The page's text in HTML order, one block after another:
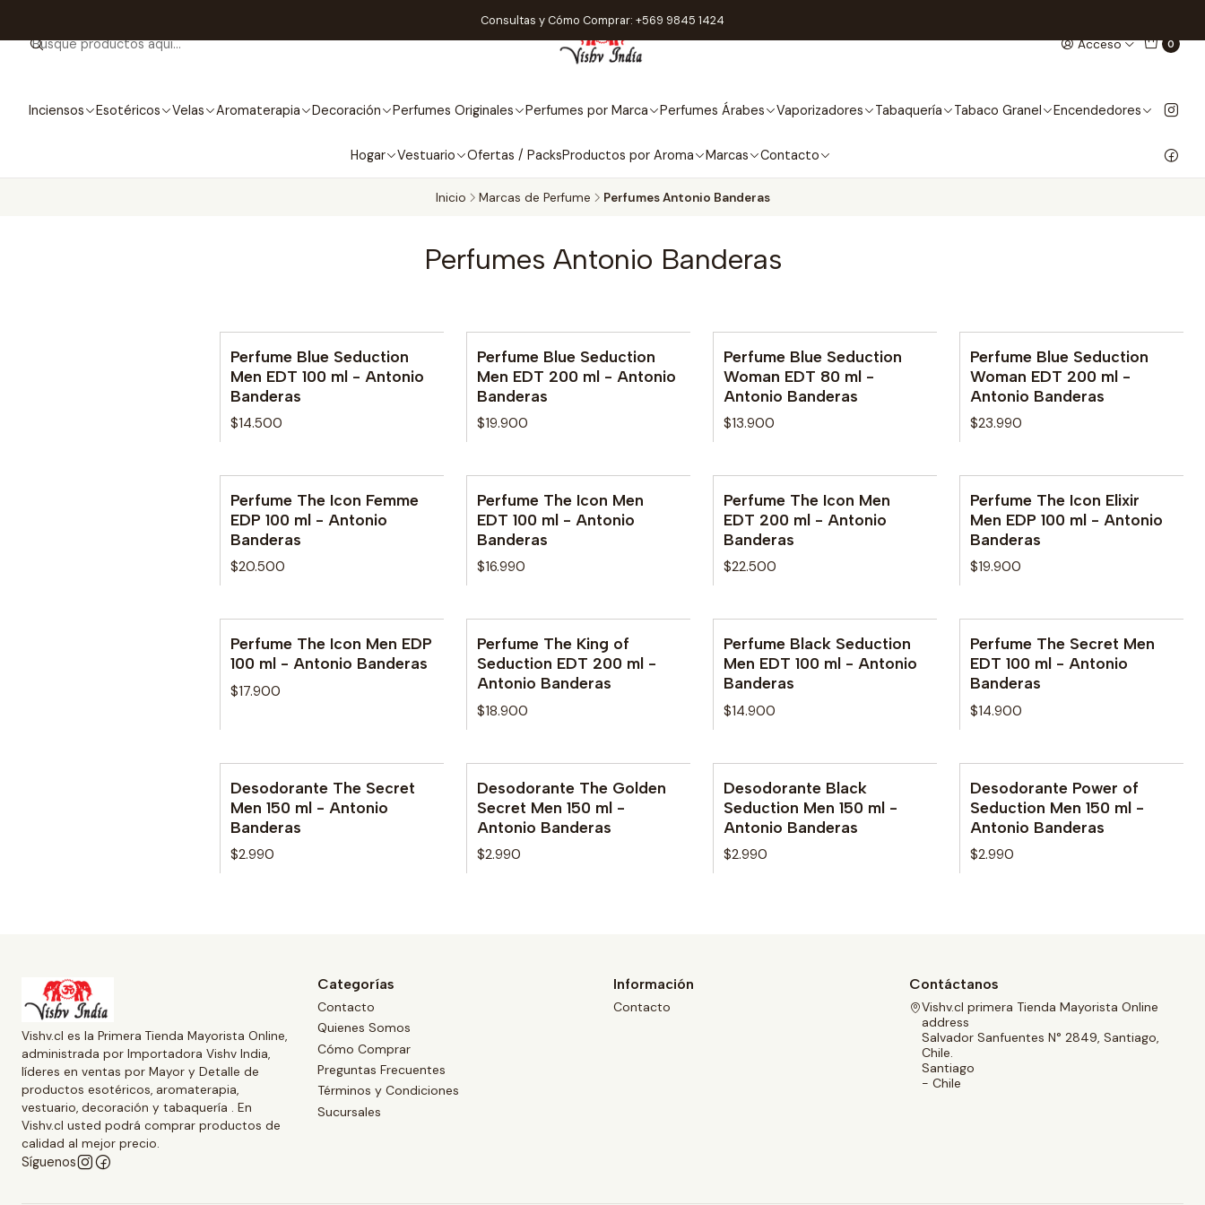
Acceso 0
Inciensos Esotéricos Velas Aromaterapia Decoración Perfumes Originales Perfumes por Marca Perfumes Árabes Vaporizadores Tabaquería Tabaco Granel Encendedores
Hogar Vestuario Ofertas / PacksProductos por Aroma Marcas Contacto
Consultas y Cómo Comprar: +569 9845 1424
Inicio Marcas de Perfume Perfumes Antonio Banderas
Perfumes Antonio Banderas
No disponible
Perfume Blue Seduction
Men EDT 100 ml - Antonio
Banderas
$14.500
Agotado
Perfume Blue Seduction
Men EDT 200 ml - Antonio
Banderas
$19.900
No disponible
Perfume Blue Seduction
Woman EDT 80 ml -
Antonio Banderas
$13.900
Agotado
Perfume Blue Seduction
Woman EDT 200 ml -
Antonio Banderas
$23.990
Perfume The Icon Femme
EDP 100 ml - Antonio
Banderas
$20.500
Agotado
Perfume The Icon Men
EDT 100 ml - Antonio
Banderas
$16.990
Perfume The Icon Men
EDT 200 ml - Antonio
Banderas
$22.500
Agotado
Perfume The Icon Elixir
Men EDP 100 ml - Antonio
Banderas
$19.900
Perfume The Icon Men EDP
100 ml - Antonio Banderas
$17.900
No disponible
Perfume The King of
Seduction EDT 200 ml -
Antonio Banderas
$18.900
Perfume Black Seduction
Men EDT 100 ml - Antonio
Banderas
$14.900
Agotado
Perfume The Secret Men
EDT 100 ml - Antonio
Banderas
$14.900
Agotado
Desodorante The Secret
Men 150 ml - Antonio
Banderas
$2.990
Agotado
Desodorante The Golden
Secret Men 150 ml -
Antonio Banderas
$2.990
Desodorante Black
Seduction Men 150 ml -
Antonio Banderas
$2.990
Desodorante Power of
Seduction Men 150 ml -
Antonio Banderas
$2.990
Vishv.cl es la Primera Tienda Mayorista Online,
administrada por Importadora Vishv India,
líderes en ventas por Mayor y Detalle de
productos esotéricos, aromaterapia,
vestuario, decoración y tabaquería . En
Vishv.cl usted podrá comprar productos de
calidad al mejor precio.
Síguenos
Categorías
Contacto
Quienes Somos
Cómo Comprar
Preguntas Frecuentes
Términos y Condiciones
Sucursales
Información
Contacto
Contáctanos
Vishv.cl primera Tienda Mayorista Online
address
Salvador Sanfuentes N° 2849, Santiago,
Chile.
Santiago
- Chile